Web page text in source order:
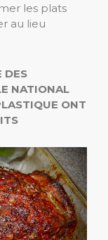
les plats
au lieu
DES
NATIONAL
ONT